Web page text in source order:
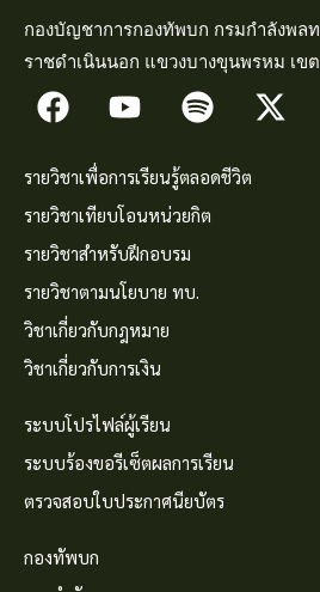
กองบัญชาการกองทัพบก กรมกำลังพล
ราชดำเนินนอก แขวงบางขุนพรหม เข
รายวิชาเพื่อการเรียนรู้ตลอดชีวิต
รายวิชาเทียบโอนหน่วยกิต
รายวิชาสำหรับฝึกอบรม
รายวิชาตามนโยบาย ทบ.
วิชาเกี่ยวกับกฎหมาย
วิชาเกี่ยวกับการเงิน
ระบบโปรไฟล์ผู้เรียน
ระบบร้องขอรีเซ็ตผลการเรียน
ตรวจสอบใบประกาศนียบัตร
กองทัพบก